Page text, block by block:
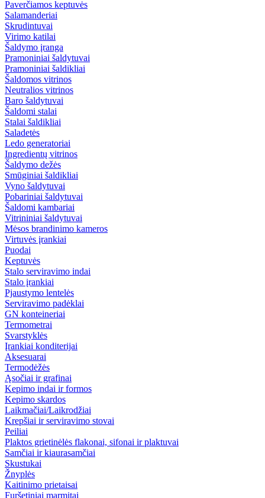
Paverčiamos keptuvės
Salamanderiai
Skrudintuvai
Virimo katilai
Šaldymo įranga
Pramoniniai šaldytuvai
Pramoniniai šaldikliai
Šaldomos vitrinos
Neutralios vitrinos
Baro šaldytuvai
Šaldomi stalai
Stalai šaldikliai
Saladetės
Ledo generatoriai
Ingredientų vitrinos
Šaldymo dežės
Smūginiai šaldikliai
Vyno šaldytuvai
Pobariniai šaldytuvai
Šaldomi kambariai
Vitrininiai šaldytuvai
Mėsos brandinimo kameros
Virtuvės įrankiai
Puodai
Keptuvės
Stalo serviravimo indai
Stalo įrankiai
Pjaustymo lentelės
Serviravimo padėklai
GN konteineriai
Termometrai
Svarstyklės
Įrankiai konditerijai
Aksesuarai
Termodėžės
Ąsočiai ir grafinai
Kepimo indai ir formos
Kepimo skardos
Laikmačiai/Laikrodžiai
Krepšiai ir serviravimo stovai
Peiliai
Plaktos grietinėlės flakonai, sifonai ir plaktuvai
Samčiai ir kiaurasamčiai
Skustukai
Žnyplės
Kaitinimo prietaisai
Furšetiniai marmitai